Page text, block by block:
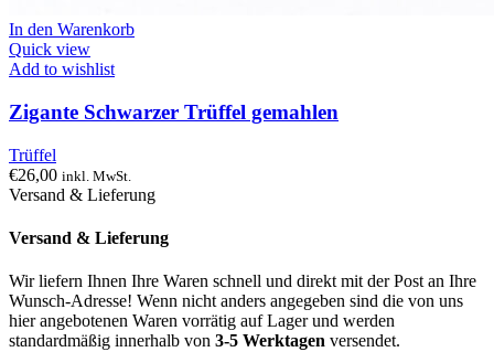
In den Warenkorb
Quick view
Add to wishlist
Zigante Schwarzer Trüffel gemahlen
Trüffel
€26,00 inkl. MwSt.
Versand & Lieferung
Versand & Lieferung
Wir liefern Ihnen Ihre Waren schnell und direkt mit der Post an Ihre
Wunsch-Adresse! Wenn nicht anders angegeben sind die von uns
hier angebotenen Waren vorrätig auf Lager und werden
standardmäßig innerhalb von 3-5 Werktagen versendet.